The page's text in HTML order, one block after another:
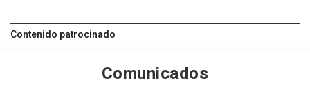
Contenido patrocinado
Comunicados